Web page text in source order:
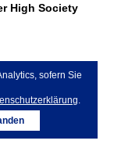
High Society
sofern Sie
.